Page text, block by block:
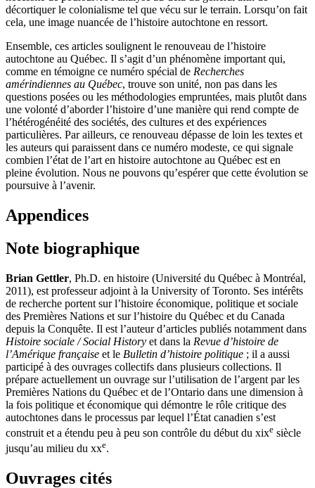
décortiquer le colonialisme tel que vécu sur le terrain. Lorsqu’on fait
cela, une image nuancée de l’histoire autochtone en ressort.
Ensemble, ces articles soulignent le renouveau de l’histoire
autochtone au Québec. Il s’agit d’un phénomène important qui,
comme en témoigne ce numéro spécial de Recherches
amérindiennes au Québec, trouve son unité, non pas dans les
questions posées ou les méthodologies empruntées, mais plutôt dans
une volonté d’aborder l’histoire d’une manière qui rend compte de
l’hétérogénéité des sociétés, des cultures et des expériences
particulières. Par ailleurs, ce renouveau dépasse de loin les textes et
les auteurs qui paraissent dans ce numéro modeste, ce qui signale
combien l’état de l’art en histoire autochtone au Québec est en
pleine évolution. Nous ne pouvons qu’espérer que cette évolution se
poursuive à l’avenir.
Appendices
Note biographique
Brian Gettler, Ph.D. en histoire (Université du Québec à Montréal,
2011), est professeur adjoint à la University of Toronto. Ses intérêts
de recherche portent sur l’histoire économique, politique et sociale
des Premières Nations et sur l’histoire du Québec et du Canada
depuis la Conquête. Il est l’auteur d’articles publiés notamment dans
Histoire sociale / Social History et dans la Revue d’histoire de
l’Amérique française et le Bulletin d’histoire politique ; il a aussi
participé à des ouvrages collectifs dans plusieurs collections. Il
prépare actuellement un ouvrage sur l’utilisation de l’argent par les
Premières Nations du Québec et de l’Ontario dans une dimension à
la fois politique et économique qui démontre le rôle critique des
autochtones dans le processus par lequel l’État canadien s’est
construit et a étendu peu à peu son contrôle du début du xixe siècle
jusqu’au milieu du xxe.
Ouvrages cités